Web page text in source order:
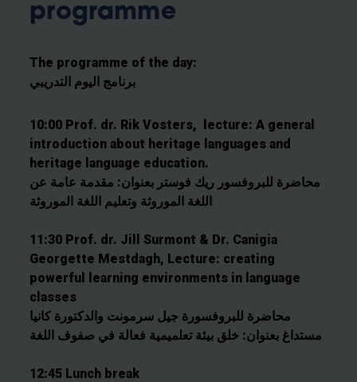
programme
The programme of the day:
برنامج اليوم التدريبي
10:00 Prof. dr. Rik Vosters, lecture: A general
introduction about heritage languages and
heritage language education.
محاضرة للبروفسور ريك فوستر بعنوان: مقدمة عامة عن
اللغة الموروثة وتعليم اللغة الموروثة
11:30 Prof. dr. Jill Surmont & Dr. Canigia
Georgette Mestdagh, Lecture: creating
powerful learning environments in language
classes
محاضرة للبروفسورة جيل سرمونت والدكتورة كانيا
مستداغ بعنوان: خلق بيئة تعلميمية فعالة في صفوف اللغة
12:45 Lunch break